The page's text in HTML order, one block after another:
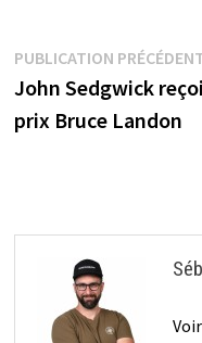
Navigation
de
l’article
PUBLICATION
John Sedgwick
prix Bruce Landon